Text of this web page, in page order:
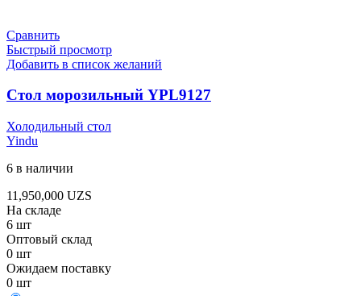
Сравнить
Быстрый просмотр
Добавить в список желаний
Стол морозильный YPL9127
Холодильный стол
Yindu
6 в наличии
11,950,000 UZS
На складе
6 шт
Оптовый склад
0 шт
Ожидаем поставку
0 шт